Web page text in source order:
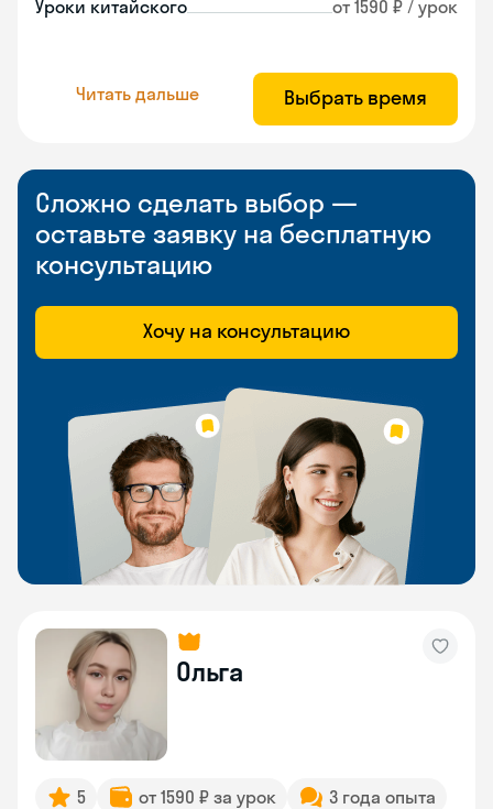
Уроки китайского от 1590 ₽ / урок
Читать дальше Выбрать время
Сложно сделать выбор —
оставьте заявку на бесплатную
консультацию
Хочу на консультацию
Ольга
5 от 1590 ₽ за урок
3 года опыта